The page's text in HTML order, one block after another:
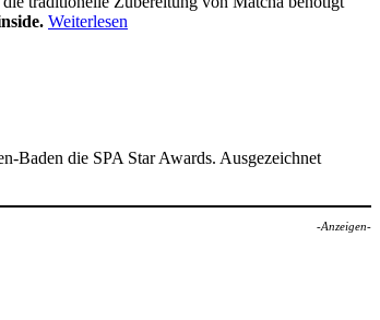
Weiterlesen
Baden die SPA Star Awards. Ausgezeichnet
-Anzeigen-